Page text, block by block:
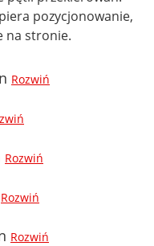
pozycjonowanie,
na stronie.
Rozwiń
Rozwiń
Rozwiń
Rozwiń